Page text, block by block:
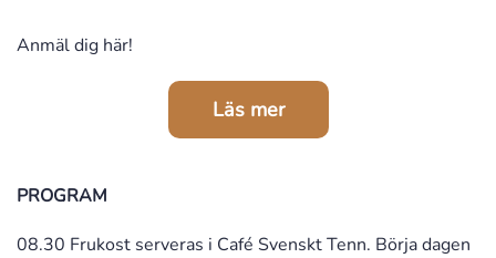
Anmäl dig här!
Läs mer
PROGRAM
08.30 Frukost serveras i Café Svenskt Tenn. Börja dagen